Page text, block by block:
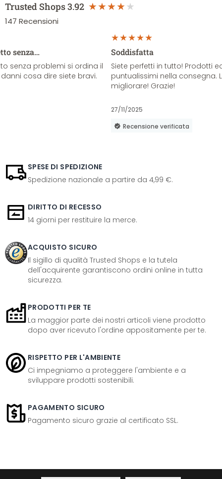
Trusted Shops3.92
147 Recensioni
senza…
senza problemi si ordina il
cosa dire siete bravi.
Soddisfatta
Siete perfetti in tutto! Prodotti
puntualissimi nella consegna.
migliorare! Grazie!
27/11/2025
Recensione verificata
SPESE DI SPEDIZIONE
Spedizione nazionale a partire da 4,99 €.
DIRITTO DI RECESSO
14 giorni per restituire la merce.
ACQUISTO SICURO
Il sigillo di qualità Trusted Shops e la tutela
dell'acquirente garantiscono ordini online in tutta
sicurezza.
PRODOTTI PER TE
La maggior parte dei nostri articoli viene prodotto
dopo aver ricevuto l'ordine appositamente per te.
RISPETTO PER L'AMBIENTE
Ci impegniamo a proteggere l'ambiente e a
sviluppare prodotti sostenibili.
PAGAMENTO SICURO
Pagamento sicuro grazie al certificato SSL.